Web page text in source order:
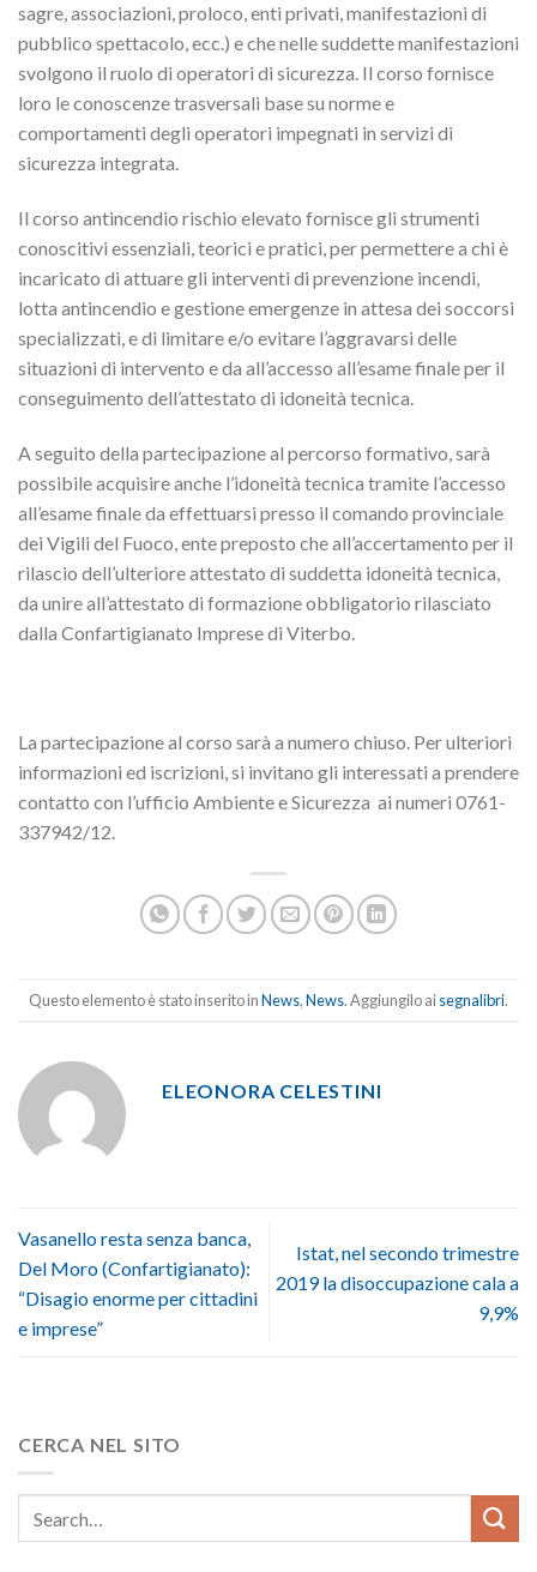
sagre, associazioni, proloco, enti privati, manifestazioni di
pubblico spettacolo, ecc.) e che nelle suddette manifestazioni
svolgono il ruolo di operatori di sicurezza. Il corso fornisce
loro le conoscenze trasversali base su norme e
comportamenti degli operatori impegnati in servizi di
sicurezza integrata.
Il corso antincendio rischio elevato fornisce gli strumenti
conoscitivi essenziali, teorici e pratici, per permettere a chi è
incaricato di attuare gli interventi di prevenzione incendi,
lotta antincendio e gestione emergenze in attesa dei soccorsi
specializzati, e di limitare e/o evitare l’aggravarsi delle
situazioni di intervento e da all’accesso all’esame finale per il
conseguimento dell’attestato di idoneità tecnica.
A seguito della partecipazione al percorso formativo, sarà
possibile acquisire anche l’idoneità tecnica tramite l’accesso
all’esame finale da effettuarsi presso il comando provinciale
dei Vigili del Fuoco, ente preposto che all’accertamento per il
rilascio dell’ulteriore attestato di suddetta idoneità tecnica,
da unire all’attestato di formazione obbligatorio rilasciato
dalla Confartigianato Imprese di Viterbo.
La partecipazione al corso sarà a numero chiuso. Per ulteriori
informazioni ed iscrizioni, si invitano gli interessati a prendere
contatto con l’ufficio Ambiente e Sicurezza ai numeri 0761-
337942/12.
Questo elemento è stato inserito inNews,News. Aggiungilo aisegnalibri.
ELEONORA CELESTINI
Vasanello resta senza banca,
Del Moro (Confartigianato):
“Disagio enorme per cittadini
e imprese”
Istat, nel secondo trimestre
2019 la disoccupazione cala a
9,9%
CERCA NEL SITO